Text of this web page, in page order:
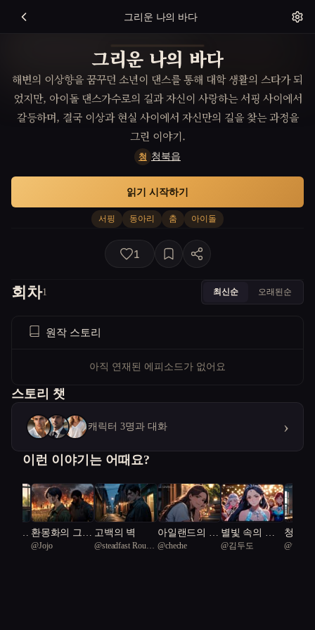
그리운 나의 바다
그리운 나의 바다
해변의 이상향을 꿈꾸던 소년이 댄스를 통해 대학 생활의 스타가 되
었지만, 아이돌 댄스가수로의 길과 자신이 사랑하는 서핑 사이에서
갈등하며, 결국 이상과 현실 사이에서 자신만의 길을 찾는 과정을
그린 이야기.
청 청북읍
서핑 동아리 춤 아이돌
읽기 시작하기
1
회차1 최신순 오래된순
원작 스토리
아직 연재된 에피소드가 없어요
스토리 챗
캐릭터 3명과 대화 ›
이런 이야기는 어때요?
파이 환몽화의 그림
자 아래 아이
@Jojo
고백의 벽
@steadfast Rough
아일랜드의 법
칙
@cheche
별빛 속의 갈
림길
@김두도
청춘
@허기